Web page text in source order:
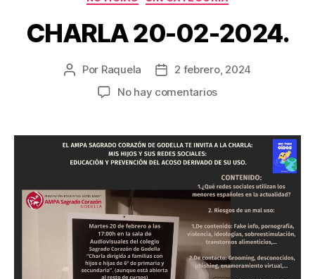
CHARLA 20-02-2024.
Autor
Por Raquela
Fecha2 febrero, 2024
No hay comentariosen
02-